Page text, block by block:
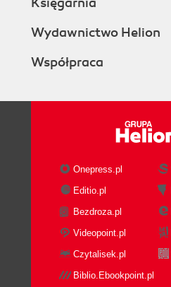
Wydawnictwo Helion
Współpraca
Onepress.pl
Editio.pl
Bezdroza.pl
Videopoint.pl
Czytalisek.pl
Biblio.Ebookpoint.pl